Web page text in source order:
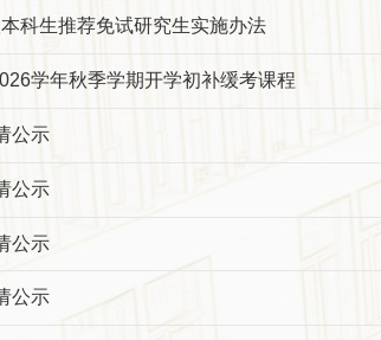
科生推荐免试研究生实施办法
学年秋季学期开学初补缓考课程
公示
公示
公示
公示